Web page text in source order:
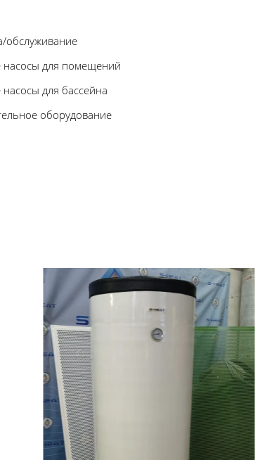
обслуживание
насосы для помещений
для бассейна
оборудование